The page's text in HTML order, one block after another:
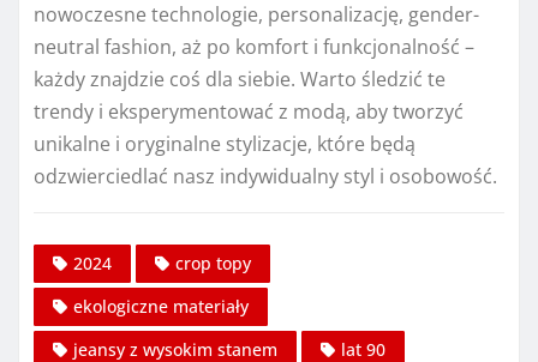
nowoczesne technologie, personalizację, gender-
neutral fashion, aż po komfort i funkcjonalność –
każdy znajdzie coś dla siebie. Warto śledzić te
trendy i eksperymentować z modą, aby tworzyć
unikalne i oryginalne stylizacje, które będą
odzwierciedlać nasz indywidualny styl i osobowość.
2024
crop topy
ekologiczne materiały
jeansy z wysokim stanem
lat 90